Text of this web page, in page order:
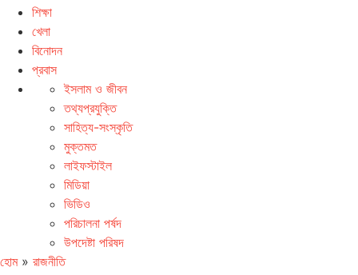
শিক্ষা
খেলা
বিনোদন
প্রবাস
ইসলাম ও জীবন
তথ্যপ্রযুক্তি
সাহিত্য-সংস্কৃতি
মুক্তমত
লাইফস্টাইল
মিডিয়া
ভিডিও
পরিচালনা পর্ষদ
উপদেষ্টা পরিষদ
হোম» রাজনীতি